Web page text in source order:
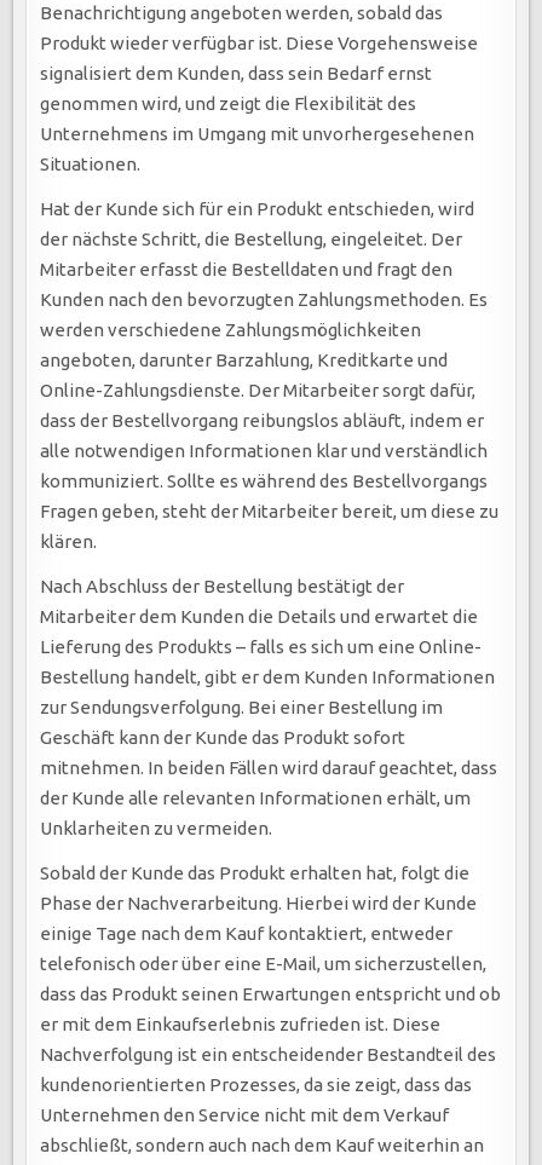
Benachrichtigung angeboten werden, sobald das
Produkt wieder verfügbar ist. Diese Vorgehensweise
signalisiert dem Kunden, dass sein Bedarf ernst
genommen wird, und zeigt die Flexibilität des
Unternehmens im Umgang mit unvorhergesehenen
Situationen.
Hat der Kunde sich für ein Produkt entschieden, wird
der nächste Schritt, die Bestellung, eingeleitet. Der
Mitarbeiter erfasst die Bestelldaten und fragt den
Kunden nach den bevorzugten Zahlungsmethoden. Es
werden verschiedene Zahlungsmöglichkeiten
angeboten, darunter Barzahlung, Kreditkarte und
Online-Zahlungsdienste. Der Mitarbeiter sorgt dafür,
dass der Bestellvorgang reibungslos abläuft, indem er
alle notwendigen Informationen klar und verständlich
kommuniziert. Sollte es während des Bestellvorgangs
Fragen geben, steht der Mitarbeiter bereit, um diese zu
klären.
Nach Abschluss der Bestellung bestätigt der
Mitarbeiter dem Kunden die Details und erwartet die
Lieferung des Produkts – falls es sich um eine Online-
Bestellung handelt, gibt er dem Kunden Informationen
zur Sendungsverfolgung. Bei einer Bestellung im
Geschäft kann der Kunde das Produkt sofort
mitnehmen. In beiden Fällen wird darauf geachtet, dass
der Kunde alle relevanten Informationen erhält, um
Unklarheiten zu vermeiden.
Sobald der Kunde das Produkt erhalten hat, folgt die
Phase der Nachverarbeitung. Hierbei wird der Kunde
einige Tage nach dem Kauf kontaktiert, entweder
telefonisch oder über eine E-Mail, um sicherzustellen,
dass das Produkt seinen Erwartungen entspricht und ob
er mit dem Einkaufserlebnis zufrieden ist. Diese
Nachverfolgung ist ein entscheidender Bestandteil des
kundenorientierten Prozesses, da sie zeigt, dass das
Unternehmen den Service nicht mit dem Verkauf
abschließt, sondern auch nach dem Kauf weiterhin an